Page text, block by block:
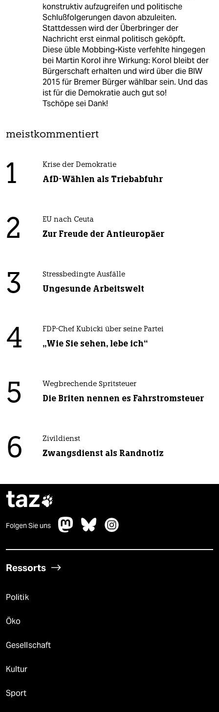
konstruktiv aufzugreifen und politische
Schlußfolgerungen davon abzuleiten.
Stattdessen wird der Überbringer der
Nachricht erst einmal politisch geköpft.
Diese üble Mobbing-Kiste verfehlte hingegen
bei Martin Korol ihre Wirkung: Korol bleibt der
Bürgerschaft erhalten und wird über die BIW
2015 für Bremer Bürger wählbar sein. Und das
ist für die Demokratie auch gut so!
Tschöpe sei Dank!
meistkommentiert
1 Krise der Demokratie
AfD-Wählen als Triebabfuhr
2 EU nach Ceuta
Zur Freude der Antieuropäer
3 Stressbedingte Ausfälle
Ungesunde Arbeitswelt
4 FDP-Chef Kubicki über seine Partei
„Wie Sie sehen, lebe ich“
5 Wegbrechende Spritsteuer
Die Briten nennen es Fahrstromsteuer
6 Zivildienst
Zwangsdienst als Randnotiz
taz
Folgen Sie uns
Ressorts
Politik
Öko
Gesellschaft
Kultur
Sport